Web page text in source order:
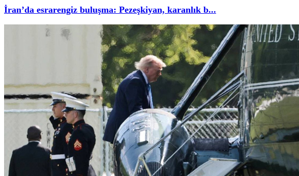
İran’da esrarengiz buluşma: Pezeşkiyan, karanlık b...